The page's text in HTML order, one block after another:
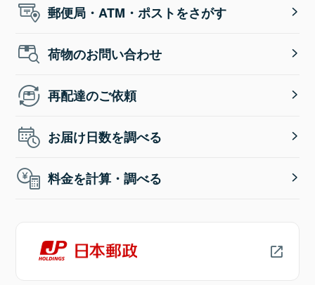
郵便局・ATM・ポストをさがす
荷物のお問い合わせ
再配達のご依頼
お届け日数を調べる
料金を計算・調べる